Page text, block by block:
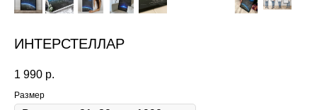
ИНТЕРСТЕЛЛАР
1 990 р.
Размер